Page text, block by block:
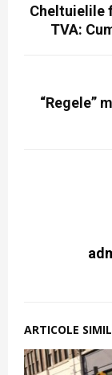
Cheltuielile
TVA:
“Regele”
ARTICOLE